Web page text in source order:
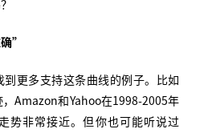
”
更多支持这条曲线的例子。比如
Amazon和Yahoo在1998-2005年
势非常接近。但你也可能听说过